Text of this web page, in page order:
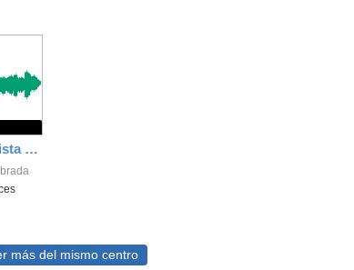
Feria AEMENER - Entrevista a Jose Luis Parra
más del mismo centro